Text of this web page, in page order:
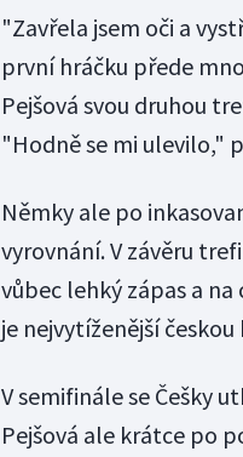
"Zavřela jsem oči a
první hráčku přede
Pejšová svou druhou
"Hodně se mi ulevilo,"
Němky ale po
vyrovnání. V závěru
vůbec lehký zápas a
je nejvytíženější
V semifinále se Češky
Pejšová ale krátce po